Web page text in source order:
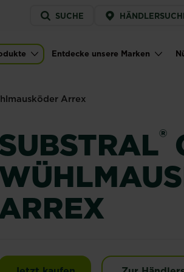
Service
menu
SUCHE
navigation
Entdecke unsere Marken
Arrex
®